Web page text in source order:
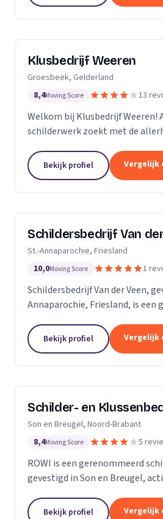
Klusbedrijf Weeren
Groesbeek, Gelderland
8,4Moving Score 13
Welkom bij Klusbedrijf Weeren!
schilderwerk zoekt met de
kwaliteit omdat schilderwerk
ziet...
Bekijk profiel Vergelijk
Schildersbedrijf Van
St.-Annaparochie, Friesland
10,0Moving Score 1
Schildersbedrijf Van der Veen,
Annaparochie, Friesland, is een
teruggaat tot 2010. Wij zijn
Bekijk profiel Vergelijk
Schilder- en
Son en Breugel, Noord-Brabant
8,4Moving Score 5
ROWI is een gerenommeerd
gevestigd in Son en Breugel,
aan diensten, variërend van
Bekijk profiel Vergelijk